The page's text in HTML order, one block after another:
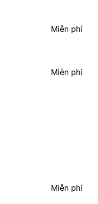
Miễn phí
Miễn phí
Miễn phí